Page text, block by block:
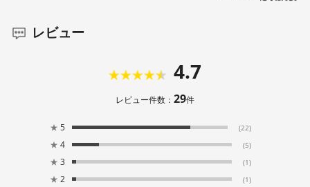
レビュー
4.7
レビュー件数： 29件
★ 5 (22)
★ 4 (5)
★ 3 (1)
★ 2 (1)